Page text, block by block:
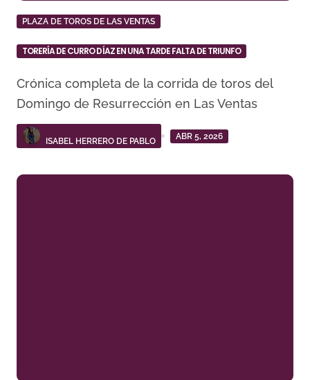
PLAZA DE TOROS DE LAS VENTAS
TORERÍA DE CURRO DÍAZ EN UNA TARDE FALTA DE TRIUNFO
Crónica completa de la corrida de toros del
Domingo de Resurrección en Las Ventas
ISABEL HERRERO DE PABLO
ABR 5, 2026